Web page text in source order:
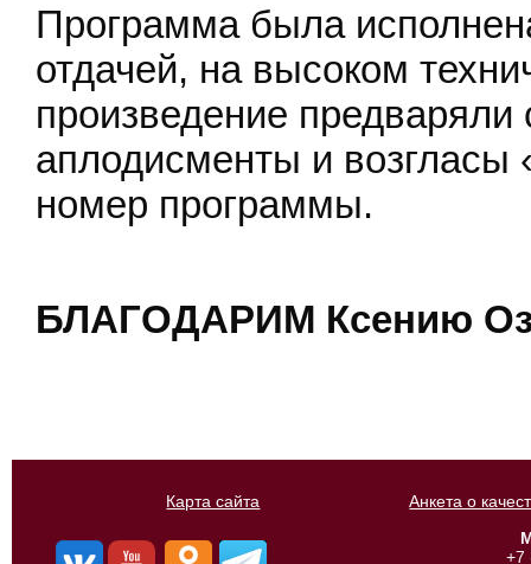
Программа была
отдачей, на высоком
произведение
аплодисменты и
номер программы.
БЛАГОДАРИМ Ксению
Карта сайта
Анкета о
+7